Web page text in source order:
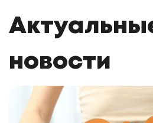
новости